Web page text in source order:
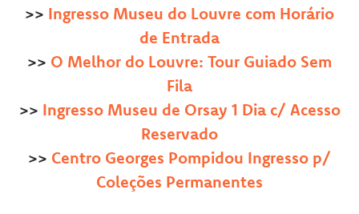
>> Ingresso Museu do Louvre com Horário
de Entrada
>> O Melhor do Louvre: Tour Guiado Sem
Fila
>> Ingresso Museu de Orsay 1 Dia c/ Acesso
Reservado
>> Centro Georges Pompidou Ingresso p/
Coleções Permanentes